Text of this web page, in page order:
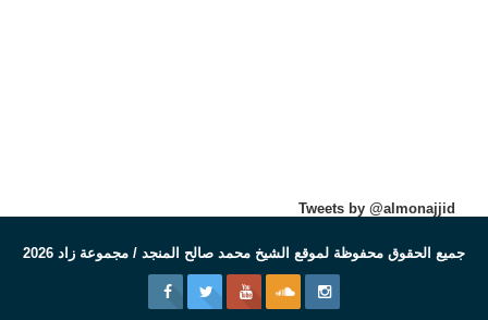
Tweets by @almonajjid
جميع الحقوق محفوظة لموقع الشيخ محمد صالح المنجد / مجموعة زاد 2026